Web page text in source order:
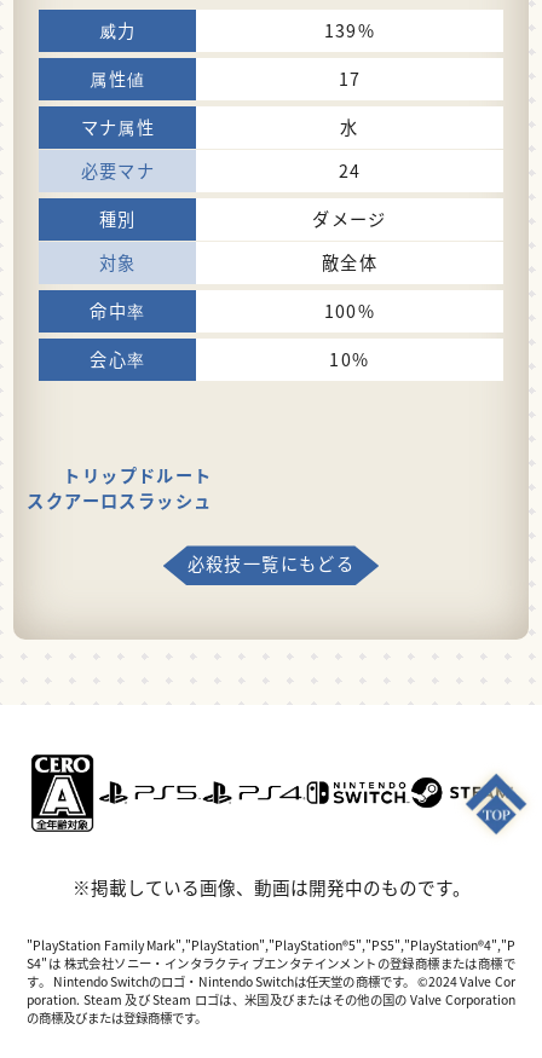
139%
17
水
24
ダメージ
敵全体
100%
10%
トリップドルート
スクアーロスラッシュ
必殺技一覧にもどる
※掲載している画像、動画は開発中のものです。
"PlayStation Family Mark","PlayStation","PlayStation®5","PS5","PlayStation®4","P
S4"は 株式会社ソニー・インタラクティブエンタテインメントの登録商標または商標で
す。 Nintendo Switchのロゴ・Nintendo Switchは任天堂の商標です。 ©2024 Valve Cor
poration. Steam 及び Steam ロゴは、米国及びまたはその他の国の Valve Corporation
の商標及びまたは登録商標です。